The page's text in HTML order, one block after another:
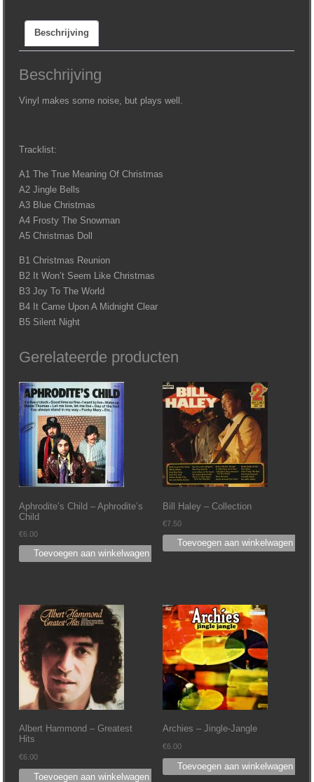
Red
Smiley
-
The
Meaning
aantal
Beschrijving
Beschrijving
Vinyl makes some noise, but plays well.
Tracklist:
A1 The True Meaning Of Christmas
A2 Jingle Bells
A3 Blue Christmas
A4 Frosty The Snowman
A5 Christmas Doll
B1 Christmas Reunion
B2 It Won’t Seem Like Christmas
B3 Joy To The World
B4 It Came Upon A Midnight Clear
B5 Silent Night
Gerelateerde producten
Aphrodite’s Child – Aphrodite’s
Child
€6.00
Toevoegen aan winkelwagen
Bill Haley – Collection
€7.50
Toevoegen aan winkelwagen
Albert Hammond – Greatest
Hits
€6.00
Toevoegen aan winkelwagen
Archies – Jingle-Jangle
€6.00
Toevoegen aan winkelwagen